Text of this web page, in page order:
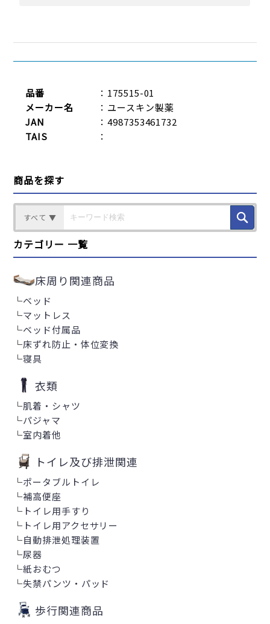
品番
：175515-01
メーカー名
：ユースキン製薬
JAN
：4987353461732
TAIS
：
商品を探す
すべて ▼
カテゴリー 一覧
床周り関連商品
└ベッド
└マットレス
└ベッド付属品
└床ずれ防止・体位変換
└寝具
衣類
└肌着・シャツ
└パジャマ
└室内着他
トイレ及び排泄関連
└ポータブルトイレ
└補高便座
└ トイレ用手すり
└ トイレ用アクセサリー
└自動排泄処理装置
└尿器
└紙おむつ
└失禁パンツ・パッド
歩行関連商品